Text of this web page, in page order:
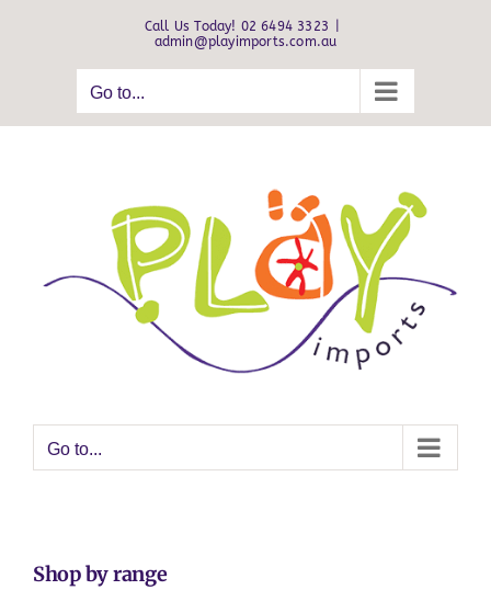
Call Us Today! 02 6494 3323
admin@playimports.com.au
Go to...
Go to...
Shop by range